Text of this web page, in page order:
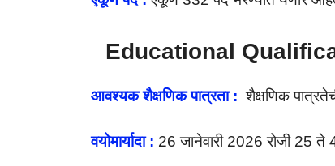
Educational
आवश्यक शैक्षणिक पात्रता : शैक्षणिक
वयोमार्यादा : 26 जानेवारी 2026 रोजी 25 ते